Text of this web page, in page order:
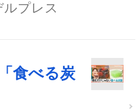
ルプレス
食べる炭